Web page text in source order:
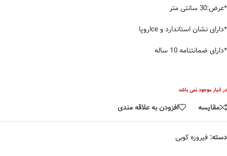
*عرض:30 سانتی متر
*دارای نشان استاندارد و ceاروپا
*دارای ضمانتنامه 10 ساله
در انبار موجود نمی باشد
مقایسه افزودن به علاقه مندی
دسته: فیروزه کوبی